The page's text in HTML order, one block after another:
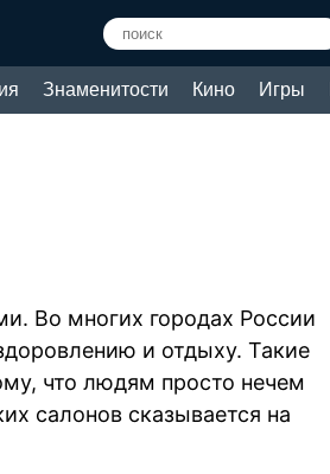
Знаменитости Кино Игры
Во многих городах России
и отдыху. Такие
что людям просто нечем
салонов сказывается на